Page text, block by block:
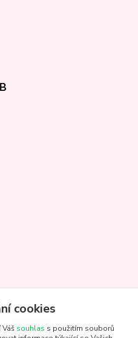
cookies
souhlas s použitím souborů